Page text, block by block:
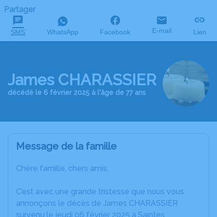
Partager
SMS WhatsApp Facebook E-mail Lien
James CHARASSIER
décédé le 6 février 2025 à l'âge de 77 ans
Message de la famille
Chère famille, chers amis,
C’est avec une grande tristesse que nous vous
annonçons le décès de James CHARASSIER
survenu le jeudi 06 février 2025 à Saintes.